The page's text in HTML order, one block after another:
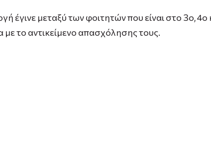
έγινε μεταξύ των φοιτητών που είναι στο 3ο,
με το αντικείμενο απασχόλησης τους.